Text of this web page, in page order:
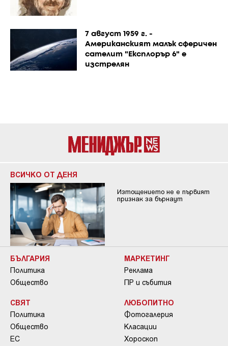
7 август 1959 г. -
Американският малък сферичен
сателит "Експлорър 6" е
изстрелян
ВСИЧКО ОТ ДЕНЯ
Изтощението не е първият
признак за бърнаут
БЪЛГАРИЯ
Политика
Общество
СВЯТ
Политика
Общество
ЕС
МАРКЕТИНГ
Реклама
ПР и събития
ЛЮБОПИТНО
Фотогалерия
Класации
Хороскоп